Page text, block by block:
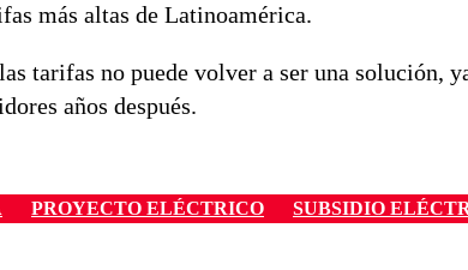
más altas de Latinoamérica.
tarifas no puede volver a ser una solución,
años después.
PROYECTO ELÉCTRICO
SUBSIDIO